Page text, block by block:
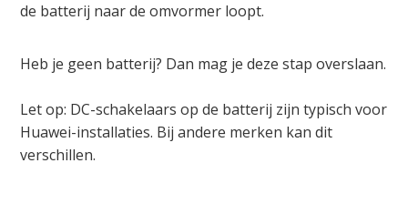
de batterij naar de omvormer loopt.
Heb je geen batterij? Dan mag je deze stap overslaan.
Let op: DC-schakelaars op de batterij zijn typisch voor
Huawei-installaties. Bij andere merken kan dit
verschillen.